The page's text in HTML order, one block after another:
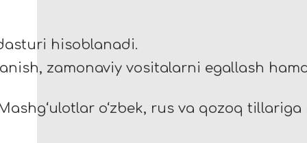
hisoblanadi.
zamonaviy vositalarni egallash
o‘zbek, rus va qozoq